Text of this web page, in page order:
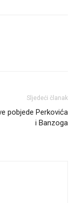
Sljedeći članak
pobjede Perkovića
i Banzoga